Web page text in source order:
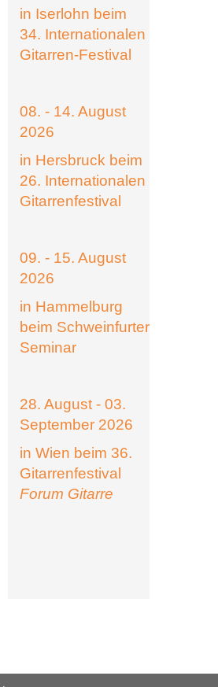
in Iserlohn beim
34. Internationalen
Gitarren-Festival
08. - 14. August
2026
in Hersbruck beim
26. Internationalen
Gitarrenfestival
09. - 15. August
2026
in Hammelburg
beim Schweinfurter
Seminar
28. August - 03.
September 2026
in Wien beim 36.
Gitarrenfestival
Forum Gitarre